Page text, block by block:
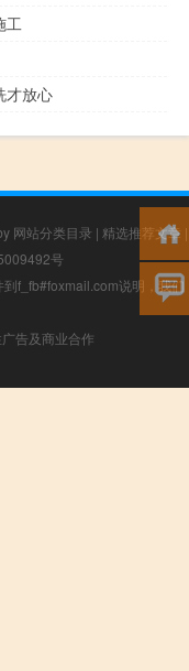
工
才放心
网站分类目录 | 精选推荐文章 |
号
f_fb#foxmail.com说明，我们
告及商业合作